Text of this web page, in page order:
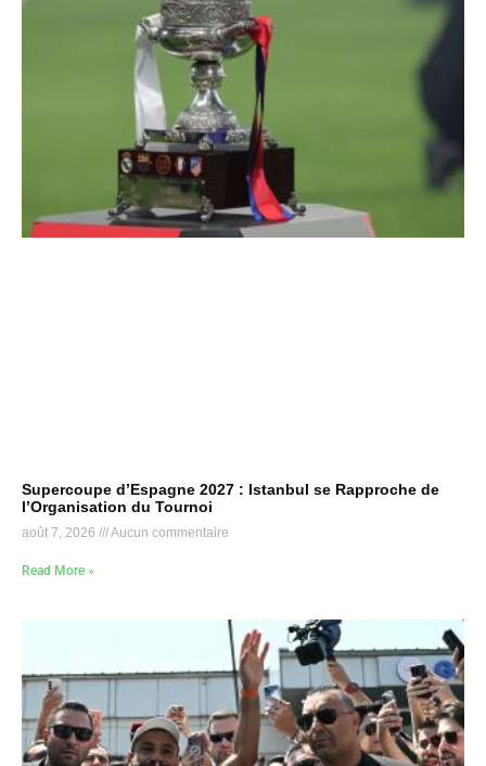
Supercoupe d’Espagne 2027 : Istanbul se Rapproche de
l’Organisation du Tournoi
août 7, 2026 Aucun commentaire
Read More »